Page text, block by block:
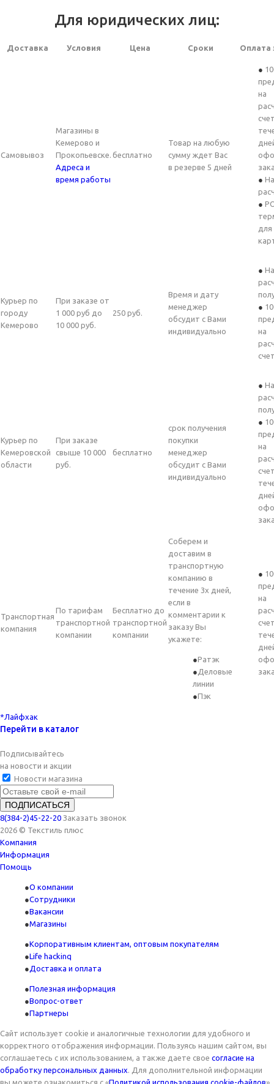
Для юридических лиц:
Доставка Условия Цена Сроки Оплата
Самовывоз
Магазины в
Кемерово и
Прокопьевске.
Адреса и
время работы
бесплатно
Товар на любую
сумму ждет Вас
в резерве 5 дней
на
Курьер по
городу
Кемерово
При заказе от
1 000 руб до
10 000 руб.
250 руб.
Время и дату
менеджер
обсудит с Вами
индивидуально
на
Курьер по
Кемеровской
области
При заказе
свыше 10 000
руб.
бесплатно
срок получения
покупки
менеджер
обсудит с Вами
индивидуально
на
Транспортная
компания
По тарифам
транспортной
компании
Бесплатно до
транспортной
компании
Соберем и
доставим в
транспортную
компанию в
течение 3х дней,
если в
комментарии к
заказу Вы
укажете:
Ратэк
Деловые
линии
Пэк
на
*Лайфхак
Перейти в каталог
Подписывайтесь
на новости и акции
Новости магазина
8(384-2)45-22-20 Заказать звонок
2026 © Текстиль плюс
Компания
Информация
Помощь
О компании
Сотрудники
Вакансии
Магазины
Корпоративным клиентам, оптовым покупателям
Life hackinq
Доставка и оплата
Полезная информация
Вопрос-ответ
Партнеры
Сайт использует cookie и аналогичные технологии для удобного и
корректного отображения информации. Пользуясь нашим сайтом, вы
соглашаетесь с их использованием, а также даете свое согласие на
обработку персональных данных. Для дополнительной информации
вы можете ознакомиться с «Политикой использования cookie-файлов».